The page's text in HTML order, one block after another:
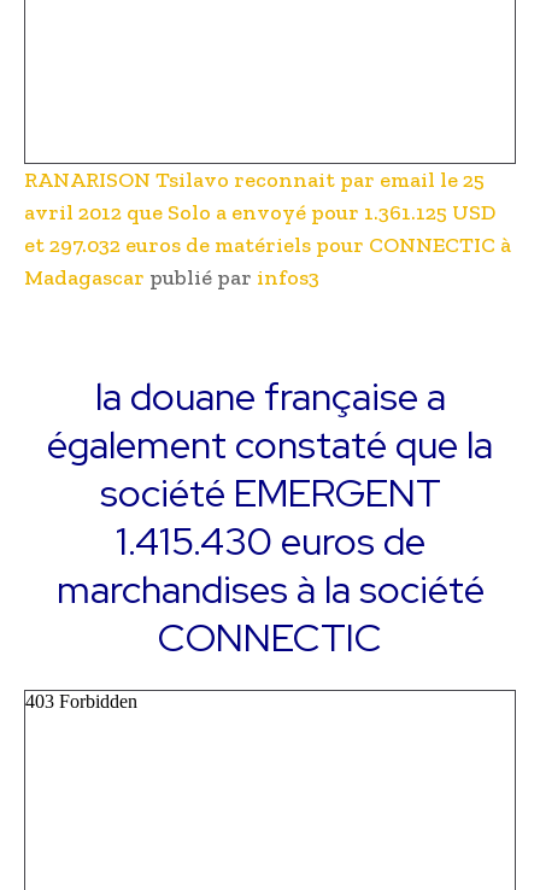
RANARISON Tsilavo reconnait par email le 25
avril 2012 que Solo a envoyé pour 1.361.125 USD
et 297.032 euros de matériels pour CONNECTIC à
Madagascar publié par infos3
la douane française a
également constaté que la
société EMERGENT
1.415.430 euros de
marchandises à la société
CONNECTIC